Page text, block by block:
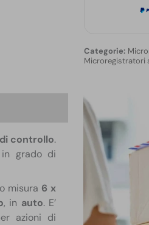
Microregistratori
controllo.
in grado di
misura 6 x
, in auto. E’
azioni di